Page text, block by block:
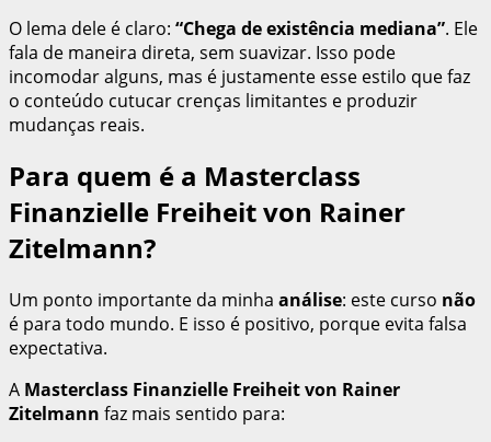
O lema dele é claro: “Chega de existência mediana”. Ele
fala de maneira direta, sem suavizar. Isso pode
incomodar alguns, mas é justamente esse estilo que faz
o conteúdo cutucar crenças limitantes e produzir
mudanças reais.
Para quem é a Masterclass
Finanzielle Freiheit von Rainer
Zitelmann?
Um ponto importante da minha análise: este curso não
é para todo mundo. E isso é positivo, porque evita falsa
expectativa.
A Masterclass Finanzielle Freiheit von Rainer
Zitelmann faz mais sentido para: